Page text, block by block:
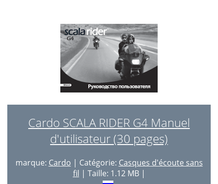
Cardo SCALA RIDER G4 Manuel
d'utilisateur (30 pages)
marque: Cardo | Catégorie: Casques d'écoute sans
fil | Taille: 1.12 MB |